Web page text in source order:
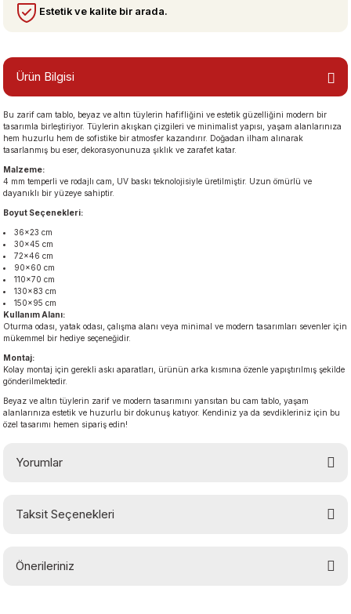
Manzaraları
Estetik ve kalite bir arada.
Ürün Bilgisi
Bu zarif cam tablo, beyaz ve altın tüylerin hafifliğini ve estetik güzelliğini modern bir
tasarımla birleştiriyor. Tüylerin akışkan çizgileri ve minimalist yapısı, yaşam alanlarınıza
hem huzurlu hem de sofistike bir atmosfer kazandırır. Doğadan ilham alınarak
tasarlanmış bu eser, dekorasyonunuza şıklık ve zarafet katar.
Malzeme:
4 mm temperli ve rodajlı cam, UV baskı teknolojisiyle üretilmiştir. Uzun ömürlü ve
dayanıklı bir yüzeye sahiptir.
Boyut Seçenekleri:
36×23 cm
30×45 cm
72×46 cm
90×60 cm
110×70 cm
130×83 cm
150×95 cm
Kullanım Alanı:
Oturma odası, yatak odası, çalışma alanı veya minimal ve modern tasarımları sevenler için
mükemmel bir hediye seçeneğidir.
Montaj:
Kolay montaj için gerekli askı aparatları, ürünün arka kısmına özenle yapıştırılmış şekilde
gönderilmektedir.
Beyaz ve altın tüylerin zarif ve modern tasarımını yansıtan bu cam tablo, yaşam
alanlarınıza estetik ve huzurlu bir dokunuş katıyor. Kendiniz ya da sevdikleriniz için bu
özel tasarımı hemen sipariş edin!
Yorumlar
Taksit Seçenekleri
Önerileriniz